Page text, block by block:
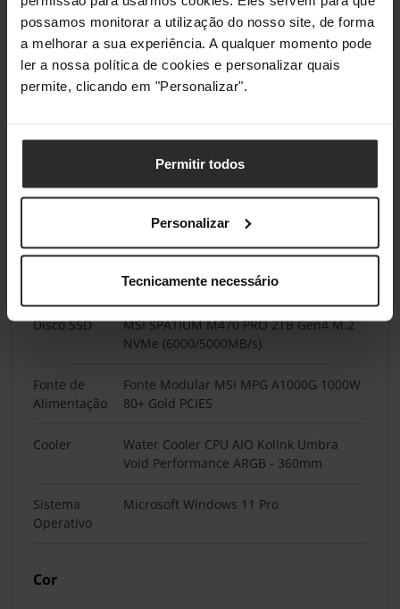
possamos monitorar a utilização do nosso site, de forma
a melhorar a sua experiência. A qualquer momento pode
ler a nossa política de cookies e personalizar quais
permite, clicando em "Personalizar".
Permitir todos
Personalizar
Tecnicamente necessário
Especificação
Componentes
MSI MAG B650 TOMAHAWK WIFI
Placa Gráfica
MSI GeForce® RTX 5080 SHADOW 3X OC
16GB GDDR7 DLSS4
6000MHz Delta RGB Preto
Disco SSD
MSI SPATIUM M470 PRO 2TB Gen4 M.2
NVMe (6000/5000MB/s)
Fonte de
Alimentação
Fonte Modular MSI MPG A1000G 1000W
80+ Gold PCIE5
Cooler
Water Cooler CPU AIO Kolink Umbra
Void Performance ARGB - 360mm
Sistema
Operativo
Microsoft Windows 11 Pro
Cor